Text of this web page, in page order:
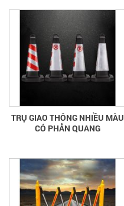
TRỤ GIAO THÔNG NHIỀU MÀU
CÓ PHẢN QUANG